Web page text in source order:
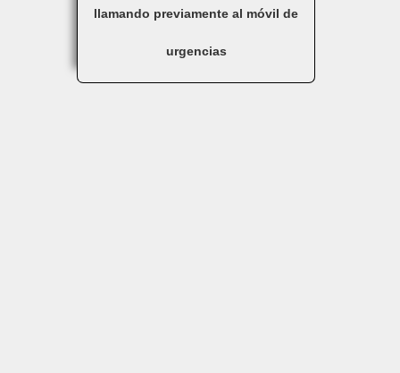
llamando previamente al móvil de
urgencias